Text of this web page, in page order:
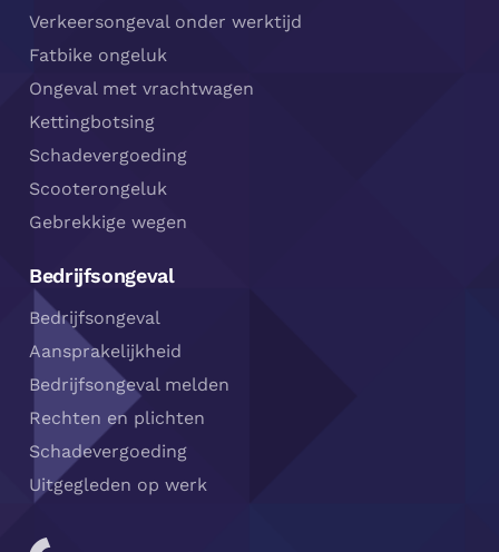
Verkeersongeval onder werktijd
Fatbike ongeluk
Ongeval met vrachtwagen
Kettingbotsing
Schadevergoeding
Scooterongeluk
Gebrekkige wegen
Bedrijfsongeval
Bedrijfsongeval
Aansprakelijkheid
Bedrijfsongeval melden
Rechten en plichten
Schadevergoeding
Uitgegleden op werk